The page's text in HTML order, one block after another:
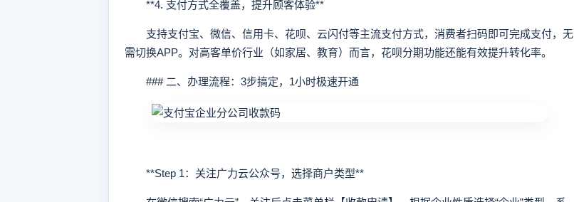
**4. 支付方式全覆盖，提升顾客体验**
支持支付宝、微信、信用卡、花呗、云闪付等主流支付方式，消费者扫码即可完成支付，无
需切换APP。对高客单价行业（如家居、教育）而言，花呗分期功能还能有效提升转化率。
### 二、办理流程：3步搞定，1小时极速开通
**Step 1：关注广力云公众号，选择商户类型**